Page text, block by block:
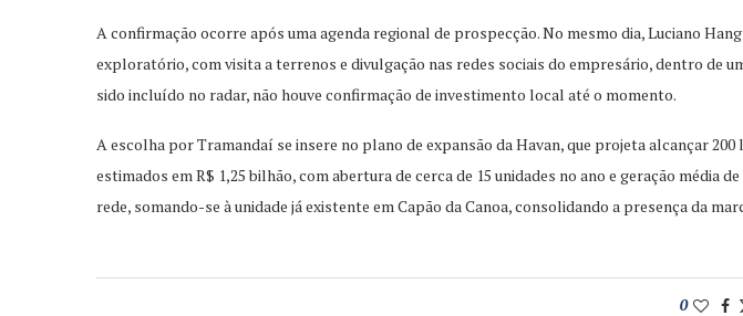
A confirmação ocorre após uma agenda regional de prospecção. No mesmo dia, Luciano
exploratório, com visita a terrenos e divulgação nas redes sociais do empresário, dentro de
sido incluído no radar, não houve confirmação de investimento local até o momento.
A escolha por Tramandaí se insere no plano de expansão da Havan, que projeta alcançar
estimados em R$ 1,25 bilhão, com abertura de cerca de 15 unidades no ano e geração
rede, somando-se à unidade já existente em Capão da Canoa, consolidando a presença da
0